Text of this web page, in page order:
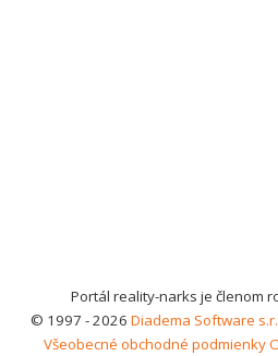
Portál reality-narks je členom
© 1997 - 2026 Diadema Software
Všeobecné obchodné podmienky